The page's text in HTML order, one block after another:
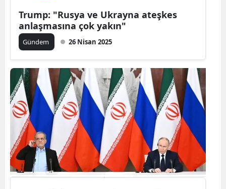
Trump: "Rusya ve Ukrayna ateşkes
anlaşmasına çok yakın"
Gündem 26 Nisan 2025